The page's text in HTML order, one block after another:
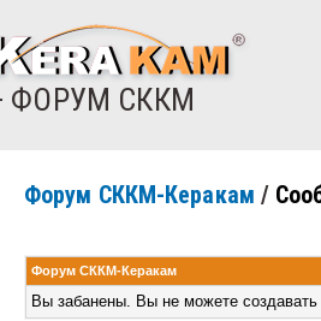
ФОРУМ СККМ
Форум СККМ-Керакам /
Форум СККМ-Керакам
Вы забанены. Вы не можете